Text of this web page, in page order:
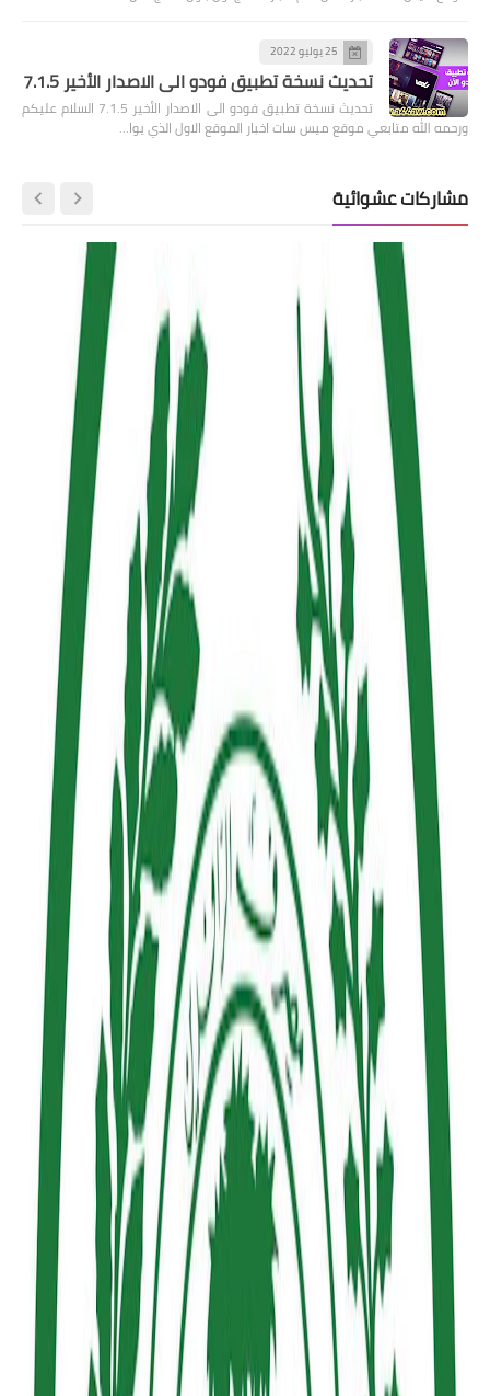
25 يوليو 2022
تحديث نسخة تطبيق فودو الى الاصدار الأخير 7.1.5
تحديث نسخة تطبيق فودو الى الاصدار الأخير 7.1.5 السلام عليكم
ورحمه الله متابعي موقع ميس سات اخبار الموقع الاول الذي يوا…
مشاركات عشوائية